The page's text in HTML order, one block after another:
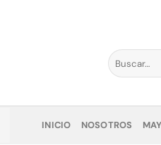
Buscar
por:
INICIO NOSOTROS